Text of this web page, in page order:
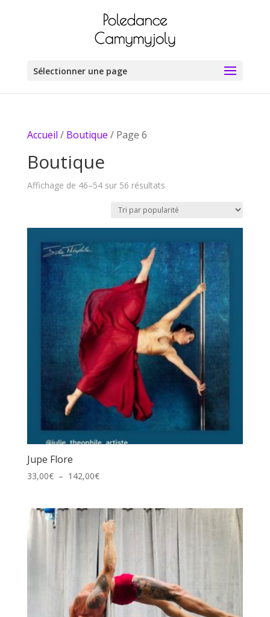
Sélectionner une page
Accueil / Boutique / Page 6
Boutique
Affichage de 46–54 sur 56 résultatsTrié
Jupe Flore
33,00€ – 142,00€Plage
33,00€
à
142,00€